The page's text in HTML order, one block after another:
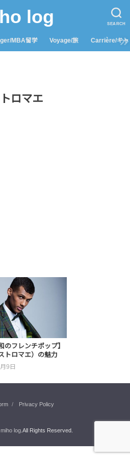
SEARCH
log
MBA留学 Voyage/旅 Carrière/キャ
ロマエ
のフレンチポップ】
トロマエ）の魅力
9日
Privacy Policy
miho log.All Rights Reserved.